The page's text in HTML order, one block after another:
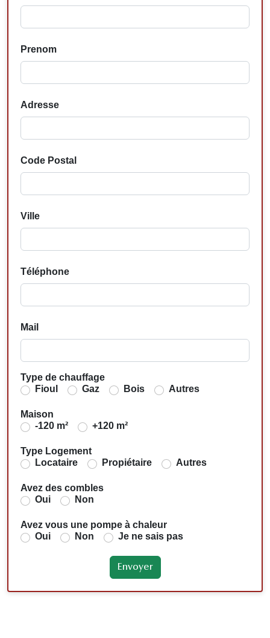
Prenom
Adresse
Code Postal
Ville
Téléphone
Mail
Type de chauffage
Fioul
Gaz Bois Autres
Maison
-120 m²
+120 m²
Type Logement
Locataire
Propiétaire Autres
Avez des combles
Oui
Non
Avez vous une pompe à chaleur
Oui
Non Je ne sais pas